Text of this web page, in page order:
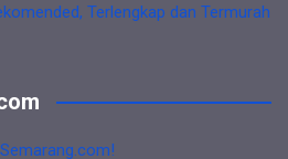
Terlengkap dan Termurah